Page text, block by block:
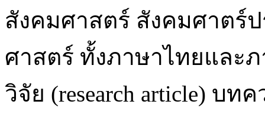
สังคมศาสตร์ สังคมศาตร์
ศาสตร์ ทั้งภาษาไทยและ
วิจัย (research article) บท